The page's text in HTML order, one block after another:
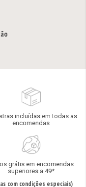
incluídas em todas as
encomendas
grátis em encomendas
superiores a 49*
com condições especiais)